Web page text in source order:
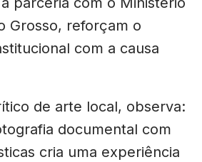
Grosso, reforçam o
com a causa
de arte local, observa:
documental com
cria uma experiência